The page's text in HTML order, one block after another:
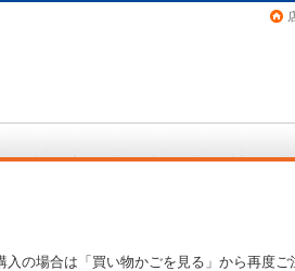
の場合は「買い物かごを見る」から再度ご